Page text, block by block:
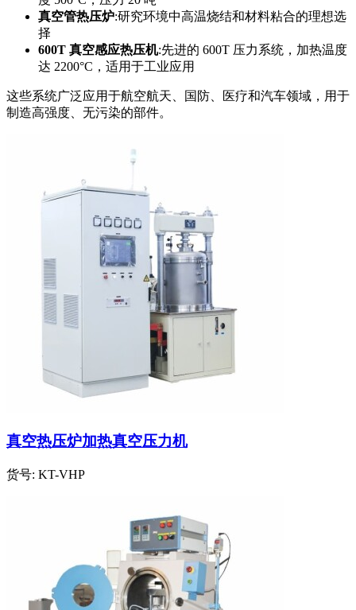
真空管热压炉:研究环境中高温烧结和材料粘合的理想选
择
600T 真空感应热压机:先进的 600T 压力系统，加热温度
达 2200°C，适用于工业应用
这些系统广泛应用于航空航天、国防、医疗和汽车领域，用于
制造高强度、无污染的部件。
真空热压炉加热真空压力机
货号: KT-VHP